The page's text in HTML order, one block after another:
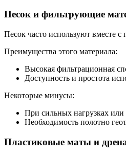
Песок и фильтрующие
Песок часто используют вместе
Преимущества этого материала:
Высокая фильтрационная
Доступность и простота
Некоторые минусы:
При сильных нагрузках
Необходимость полотно
Пластиковые маты и